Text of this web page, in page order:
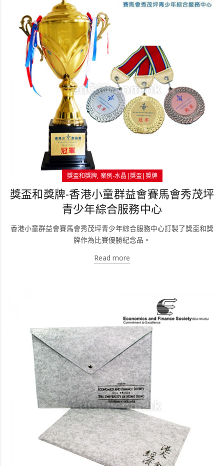
獎盃和獎牌 案例-水晶|獎盃|獎牌
獎盃和獎牌-香港小童群益會賽馬會秀茂坪
青少年綜合服務中心
香港小童群益會賽馬會秀茂坪青少年綜合服務中心訂製了獎盃和獎
牌作為比賽優勝紀念品。
Read more